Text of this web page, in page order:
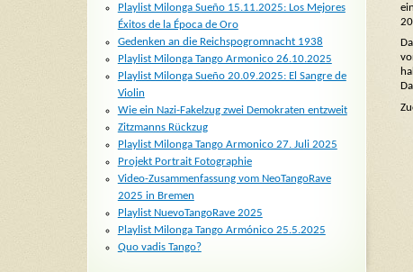
Playlist Milonga Sueño 15.11.2025: Los Mejores
Éxitos de la Época de Oro
Gedenken an die Reichspogromnacht 1938
Playlist Milonga Tango Armonico 26.10.2025
Playlist Milonga Sueño 20.09.2025: El Sangre de
Violin
Wie ein Nazi-Fakelzug zwei Demokraten entzweit
Zitzmanns Rückzug
Playlist Milonga Tango Armonico 27. Juli 2025
Projekt Portrait Fotographie
Video-Zusammenfassung vom NeoTangoRave
2025 in Bremen
Playlist NuevoTangoRave 2025
Playlist Milonga Tango Armónico 25.5.2025
Quo vadis Tango?